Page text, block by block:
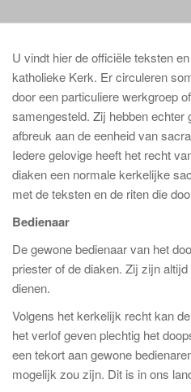
U vindt hier de officiële teksten
katholieke Kerk. Er circuleren
door een particuliere werkgroep
samengesteld. Zij hebben echter
afbreuk aan de eenheid van
Iedere gelovige heeft het recht
diaken een normale kerkelijke
met de teksten en de riten die
Bedienaar
De gewone bedienaar van het
priester of de diaken. Zij zijn
dienen.
Volgens het kerkelijk recht kan
het verlof geven plechtig het
een tekort aan gewone
mogelijk zou zijn. Dit is in ons